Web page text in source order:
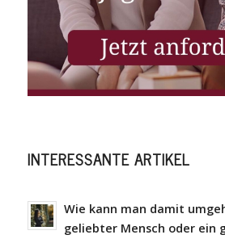
INTERESSANTE ARTIKEL
Wie kann man damit
geliebter Mensch oder ein